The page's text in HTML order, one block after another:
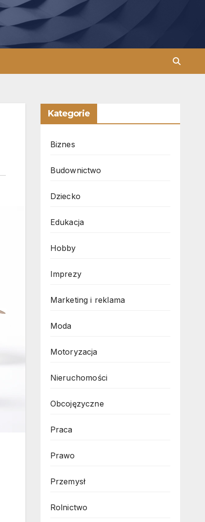
Kategorie
Biznes
Budownictwo
Dziecko
Edukacja
Hobby
Imprezy
Marketing i reklama
Moda
Motoryzacja
Nieruchomości
Obcojęzyczne
Praca
Prawo
Przemysł
Rolnictwo